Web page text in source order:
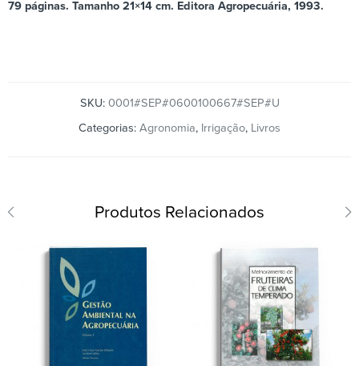
79 páginas. Tamanho 21×14 cm. Editora Agropecuária, 1993.
SKU: 0001#SEP#0600100667#SEP#U
Categorias: Agronomia, Irrigação, Livros
Produtos Relacionados